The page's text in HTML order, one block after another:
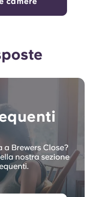
a Brewers Close?
nostra sezione